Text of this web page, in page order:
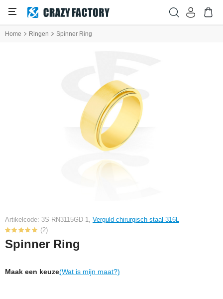
Home Ringen Spinner Ring
Artikelcode: 3S-RN3115GD-1, Verguld chirurgisch staal 316L
(2)
Spinner Ring
Maak een keuze(Wat is mijn maat?)